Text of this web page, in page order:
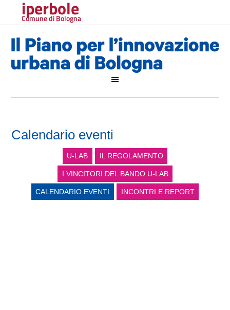
iperbole
Comune di Bologna
Calendario eventi
U-LAB IL REGOLAMENTO
I VINCITORI DEL BANDO U-LAB
CALENDARIO EVENTI INCONTRI E REPORT